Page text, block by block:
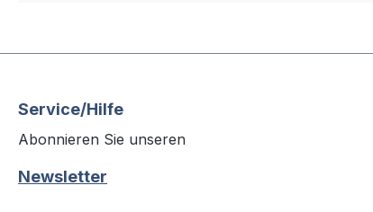
Service/Hilfe
Abonnieren Sie unseren
Newsletter